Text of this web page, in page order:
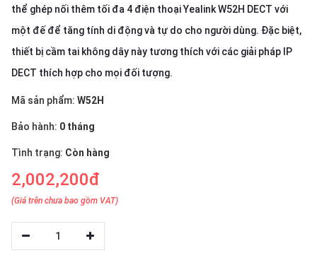
thể ghép nối thêm tối đa 4 điện thoại Yealink W52H DECT với
một đế để tăng tính di động và tự do cho người dùng. Đặc biệt,
thiết bị cầm tai không dây này tương thích với các giải pháp IP
DECT thích hợp cho mọi đối tượng.
Mã sản phẩm: W52H
Bảo hành: 0 tháng
Tình trạng: Còn hàng
2,002,200đ
(Giá trên chưa bao gồm VAT)
1
Tin
hệ
Giới
NGÔN
NGỮ
Tiếng
việt